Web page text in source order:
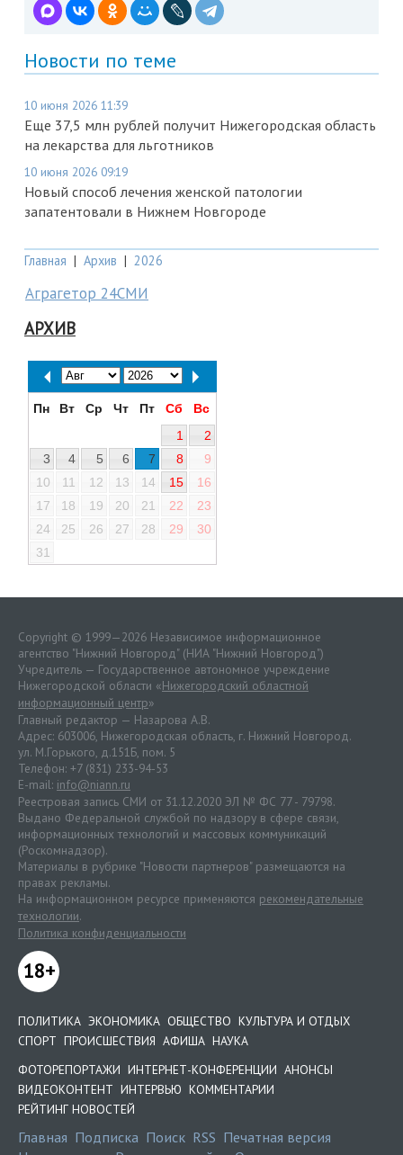
Новости по теме
10 июня 2026 11:39
Еще 37,5 млн рублей получит Нижегородская область
на лекарства для льготников
10 июня 2026 09:19
Новый способ лечения женской патологии
запатентовали в Нижнем Новгороде
Главная | Архив | 2026
Аграгетор 24СМИ
АРХИВ
Пн Вт Ср Чт Пт Сб
Вс
1
2
3
4 5 6 7 8
9
10
11 12 13 14 15
16
17
18 19 20 21 22
23
24
25 26 27 28 29
30
31
Copyright © 1999—2026 Независимое информационное
агентство "Нижний Новгород" (НИА "Нижний Новгород")
Учредитель — Государственное автономное учреждение
Нижегородской области «Нижегородский областной
информационный центр»
Главный редактор — Назарова А.В.
Адрес: 603006, Нижегородская область, г. Нижний Новгород.
ул. М.Горького, д.151Б, пом. 5
Телефон: +7 (831) 233-94-53
E-mail: info@niann.ru
Реестровая запись СМИ от 31.12.2020 ЭЛ № ФС 77 - 79798.
Выдано Федеральной службой по надзору в сфере связи,
информационных технологий и массовых коммуникаций
(Роскомнадзор).
Материалы в рубрике "Новости партнеров" размещаются на
правах рекламы.
На информационном ресурсе применяются рекомендательные
технологии.
Политика конфиденциальности
18+
ПОЛИТИКА ЭКОНОМИКА ОБЩЕСТВО КУЛЬТУРА И ОТДЫХ
СПОРТ ПРОИСШЕСТВИЯ АФИША НАУКА
ФОТОРЕПОРТАЖИ ИНТЕРНЕТ-КОНФЕРЕНЦИИ АНОНСЫ
ВИДЕОКОНТЕНТ ИНТЕРВЬЮ КОММЕНТАРИИ
РЕЙТИНГ НОВОСТЕЙ
Главная Подписка Поиск RSS Печатная версия